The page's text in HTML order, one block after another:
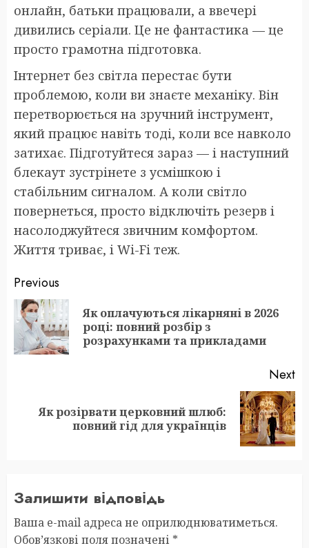
онлайн, батьки працювали, а ввечері
дивились серіали. Це не фантастика — це
просто грамотна підготовка.
Інтернет без світла перестає бути
проблемою, коли ви знаєте механіку. Він
перетворюється на зручний інструмент,
який працює навіть тоді, коли все навколо
затихає. Підготуйтеся зараз — і наступний
блекаут зустрінете з усмішкою і
стабільним сигналом. А коли світло
повернеться, просто відключіть резерв і
насолоджуйтеся звичним комфортом.
Життя триває, і Wi-Fi теж.
Post
navigation
Previous
Як оплачуються лікарняні в 2026
році: повний розбір з
розрахунками та прикладами
Next
NextЯк розірвати церковний шлюб:
повний гід для українців
Залишити відповідь
Ваша e-mail адреса не оприлюднюватиметься.
Обов’язкові поля позначені *